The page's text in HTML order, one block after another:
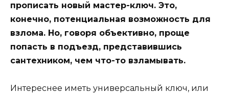
прописать новый мастер-ключ. Это,
конечно, потенциальная возможность для
взлома. Но, говоря объективно, проще
попасть в подъезд, представившись
сантехником, чем что-то взламывать.
Интереснее иметь универсальный ключ, или